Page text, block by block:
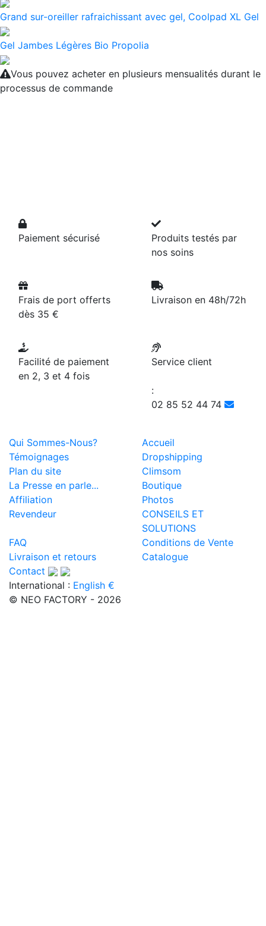
Grand sur-oreiller rafraichissant avec gel, Coolpad XL Gel
Gel Jambes Légères Bio Propolia
Vous pouvez acheter en plusieurs mensualités durant le
processus de commande
Paiement sécurisé
Produits testés par
nos soins
Frais de port offerts
dès 35 €
Livraison en 48h/72h
Facilité de paiement
en 2, 3 et 4 fois
Service client
:
02 85 52 44 74
Qui Sommes-Nous?
Accueil
Témoignages
Dropshipping
Plan du site
Climsom
La Presse en parle...
Boutique
Affiliation
Photos
Revendeur
CONSEILS ET
SOLUTIONS
FAQ
Conditions de Vente
Livraison et retours
Catalogue
Contact
International : English €
© NEO FACTORY - 2026